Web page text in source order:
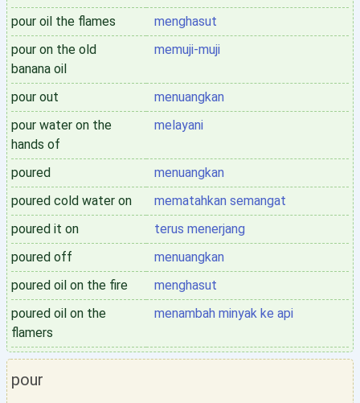
pour oil the flames
menghasut
pour on the old
banana oil
memuji-muji
pour out
menuangkan
pour water on the
hands of
melayani
poured
menuangkan
poured cold water on
mematahkan semangat
poured it on
terus menerjang
poured off
menuangkan
poured oil on the fire
menghasut
poured oil on the
flamers
menambah minyak ke api
pour